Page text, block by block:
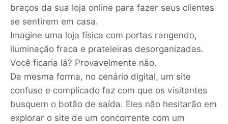
braços da sua loja online para fazer seus clientes
se sentirem em casa.
Imagine uma loja física com portas rangendo,
iluminação fraca e prateleiras desorganizadas.
Você ficaria lá? Provavelmente não.
Da mesma forma, no cenário digital, um site
confuso e complicado faz com que os visitantes
busquem o botão de saída. Eles não hesitarão em
explorar o site de um concorrente com um